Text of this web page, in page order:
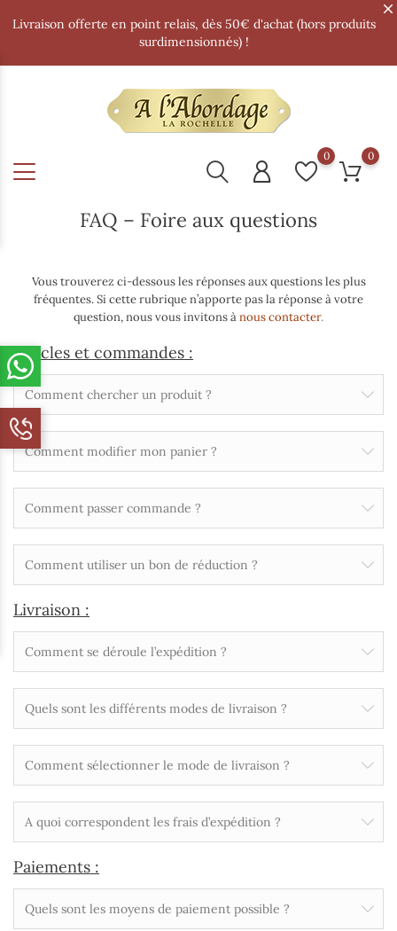
Livraison offerte en point relais, dès 50€ d'achat (hors produits
surdimensionnés) !
0 0
FAQ – Foire aux questions
Vous trouverez ci-dessous les réponses aux questions les plus
fréquentes. Si cette rubrique n’apporte pas la réponse à votre
question, nous vous invitons ànous contacter.
Articles et commandes :
Comment chercher un produit ?
Comment modifier mon panier ?
Comment passer commande ?
Comment utiliser un bon de réduction ?
Livraison :
Comment se déroule l’expédition ?
Quels sont les différents modes de livraison ?
Comment sélectionner le mode de livraison ?
A quoi correspondent les frais d’expédition ?
Paiements :
Quels sont les moyens de paiement possible ?